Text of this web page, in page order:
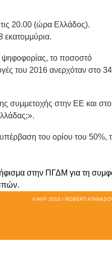
τις 20.00 (ώρα Ελλάδος).
εκατομμύρια.
ψηφοφορίας, το ποσοστό
του 2016 ανερχόταν στο
συμμετοχής στην ΕΕ και στο
του ορίου του 50%,
© AFP 2018 / ROBERT